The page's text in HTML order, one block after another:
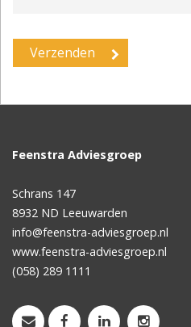
Feenstra Adviesgroep
Schrans 147
8932 ND Leeuwarden
info@feenstra-adviesgroep.nl
www.feenstra-adviesgroep.nl
(058) 289 1111